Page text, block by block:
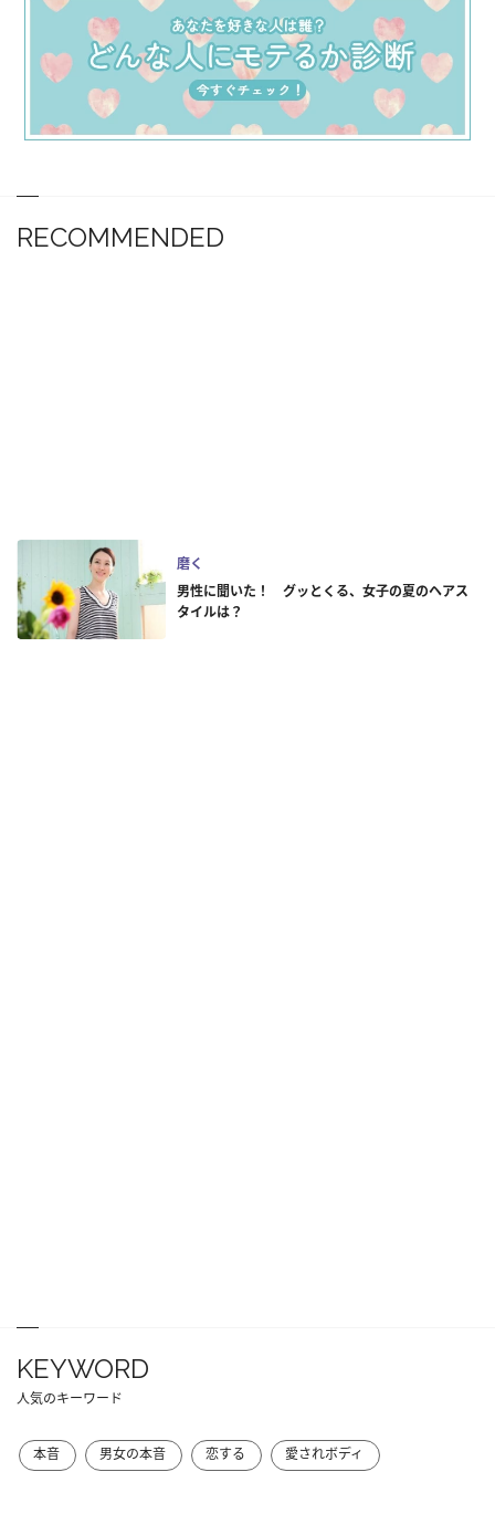
RECOMMENDED
磨く
男性に聞いた！ グッとくる、女子の夏のヘアス
タイルは？
KEYWORD
人気のキーワード
本音 男女の本音 恋する 愛されボディ